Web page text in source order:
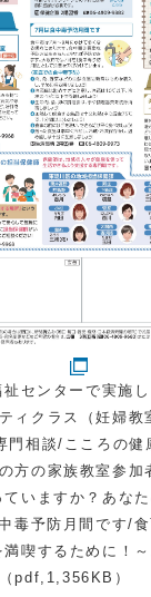
祉センターで実施
ィクラス（妊婦教
門相談/こころの健
方の家族教室参加
いますか？あな
毒予防月間です/
喫するために！
pdf,1,356KB）